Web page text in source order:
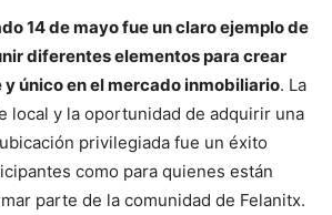
14 de mayo fue un claro ejemplo de
diferentes elementos para crear
único en el mercado inmobiliario. La
local y la oportunidad de adquirir una
privilegiada fue un éxito
como para quienes están
parte de la comunidad de Felanitx.